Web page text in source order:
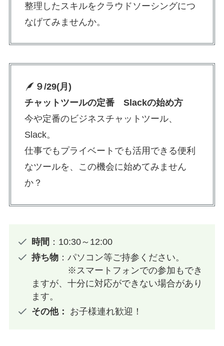
整理したスキルをクラウドソーシングにつ
なげてみませんか。
９/29(月)
チャットツールの定番 Slackの始め方
今や定番のビジネスチャットツール、
Slack。
仕事でもプライベートでも活用できる便利
なツールを、この機会に始めてみません
か？
時間 ：10:30～12:00
持ち物：パソコン等ご持参ください。
※スマートフォンでの参加もでき
ますが、十分に対応ができない場合があり
ます。
その他：
お子様連れ歓迎！